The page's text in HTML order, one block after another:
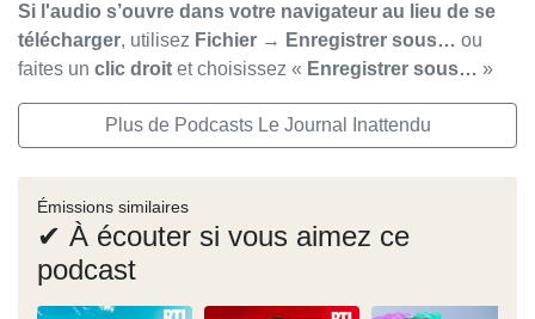
Si l'audio s’ouvre dans votre navigateur au lieu de se
télécharger, utilisez Fichier → Enregistrer sous… ou
faites un clic droit et choisissez « Enregistrer sous… »
Plus de Podcasts Le Journal Inattendu
Émissions similaires
✔ À écouter si vous aimez ce
podcast